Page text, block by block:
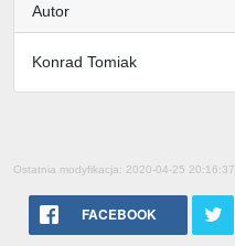
Autor
Konrad Tomiak
Ostatnia modyfikacja: 2020-04-25 20:16:37
FACEBOOK